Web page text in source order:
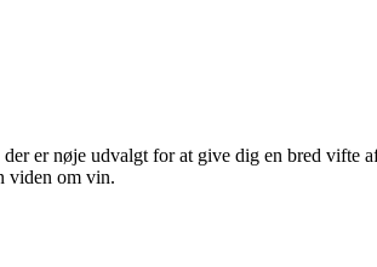
er nøje udvalgt for at give dig en bred vifte
viden om vin.